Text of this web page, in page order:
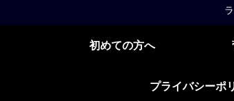
初めての方へ
プライバシーポ